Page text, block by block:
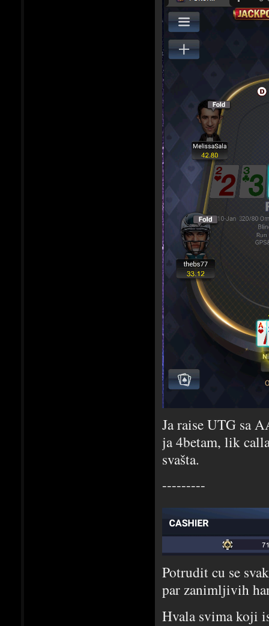
Ja raise UTG sa
ja 4betam, lik
svašta.
---------
Potrudit cu se
par zanimljivih
Hvala svima koji